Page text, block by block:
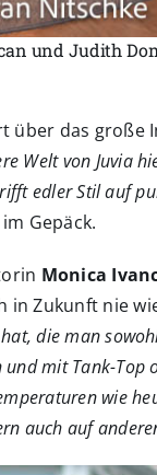
und Judith
das große
Welt von Juvia
edler Stil auf
Gepäck.
Monica
Zukunft nie
die man
mit Tank-
wie
auch auf